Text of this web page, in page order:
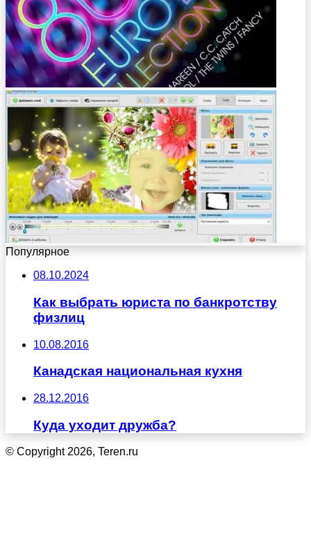
Популярное
08.10.2024
Как выбрать юриста по банкротству
физлиц
10.08.2016
Канадская национальная кухня
28.12.2016
Куда уходит дружба?
© Copyright 2026, Teren.ru